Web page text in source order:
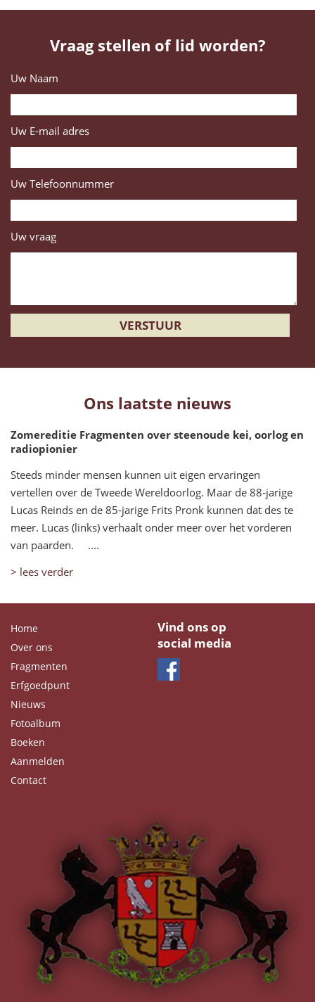
Vraag stellen of lid worden?
Uw Naam
Uw E-mail adres
Uw Telefoonnummer
Uw vraag
Ons laatste nieuws
Zomereditie Fragmenten over steenoude kei, oorlog en
radiopionier
Steeds minder mensen kunnen uit eigen ervaringen
vertellen over de Tweede Wereldoorlog. Maar de 88-jarige
Lucas Reinds en de 85-jarige Frits Pronk kunnen dat des te
meer. Lucas (links) verhaalt onder meer over het vorderen
van paarden. ....
> lees verder
Home
Over ons
Fragmenten
Erfgoedpunt
Nieuws
Fotoalbum
Boeken
Aanmelden
Contact
Vind ons op
social media